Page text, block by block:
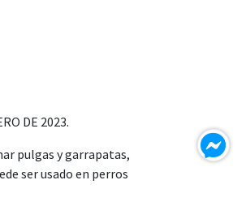
DE 2023.
pulgas y garrapatas,
ser usado en perros